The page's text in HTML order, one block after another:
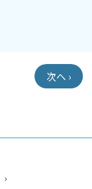
次へ ›